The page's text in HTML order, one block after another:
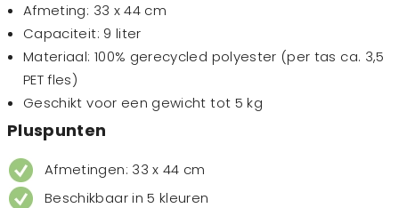
Afmeting: 33 x 44 cm
Capaciteit: 9 liter
Materiaal: 100% gerecycled polyester (per tas ca. 3,5
PET fles)
Geschikt voor een gewicht tot 5 kg
Pluspunten
Afmetingen: 33 x 44 cm
Beschikbaar in 5 kleuren